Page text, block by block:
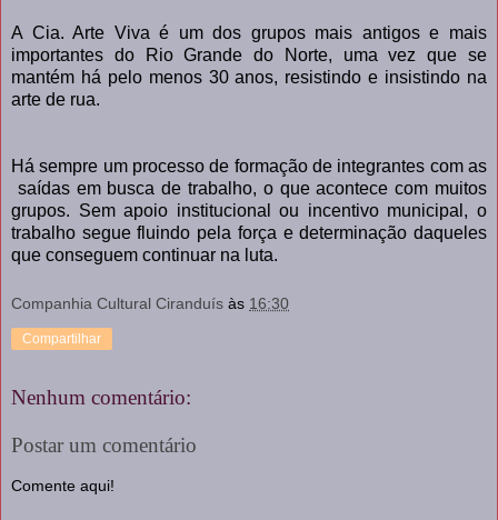
A Cia. Arte Viva é um dos grupos mais antigos e mais
importantes do Rio Grande do Norte, uma vez que se
mantém há pelo menos 30 anos, resistindo e insistindo na
arte de rua.
Há sempre um processo de formação de integrantes com as
saídas em busca de trabalho, o que acontece com muitos
grupos. Sem apoio institucional ou incentivo municipal, o
trabalho segue fluindo pela força e determinação daqueles
que conseguem continuar na luta.
Companhia Cultural Ciranduís às 16:30
Compartilhar
Nenhum comentário:
Postar um comentário
Comente aqui!